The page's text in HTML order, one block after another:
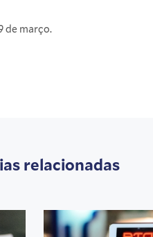
de março.
relacionadas